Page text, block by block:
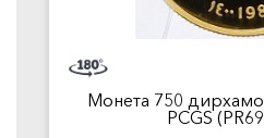
Монета 750
PCGS